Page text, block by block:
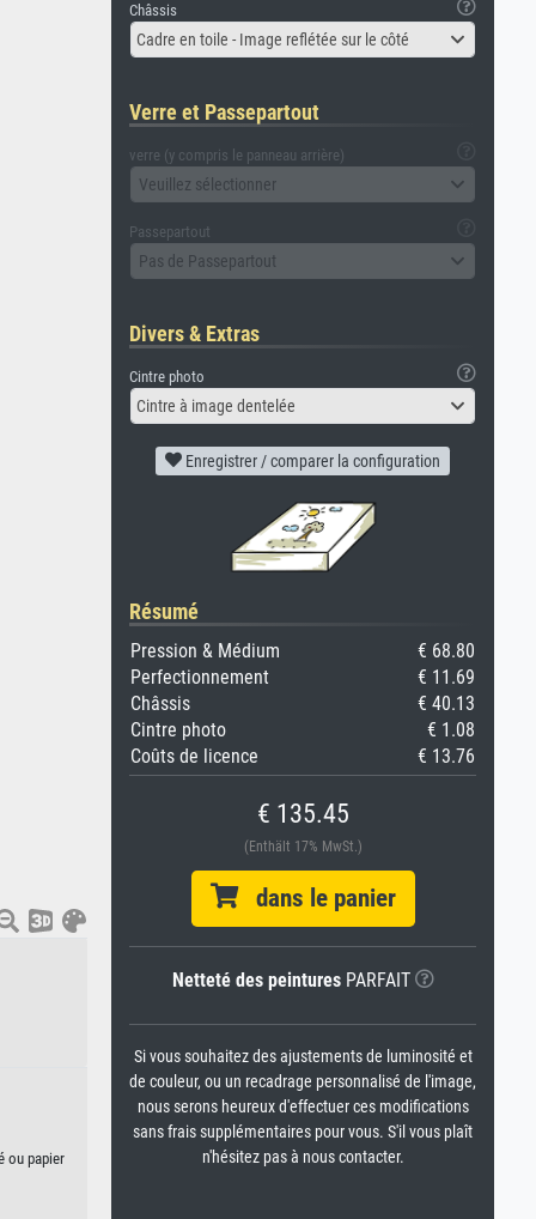
ou papier
Châssis
Cadre en toile - Image reflétée sur le côté
Verre et Passepartout
verre (y compris le panneau arrière)
Veuillez sélectionner
Passepartout
Pas de Passepartout
Divers & Extras
Cintre photo
Cintre à image dentelée
Enregistrer / comparer la configuration
Résumé
Pression & Médium
€ 68.80
Perfectionnement
€ 11.69
Châssis
€ 40.13
Cintre photo
€ 1.08
Coûts de licence
€ 13.76
€ 135.45
(Enthält 17% MwSt.)
dans le panier
Netteté des peinturesPARFAIT
Si vous souhaitez des ajustements de luminosité et
de couleur, ou un recadrage personnalisé de l'image,
nous serons heureux d'effectuer ces modifications
sans frais supplémentaires pour vous. S'il vous plaît
n'hésitez pas à nous contacter.